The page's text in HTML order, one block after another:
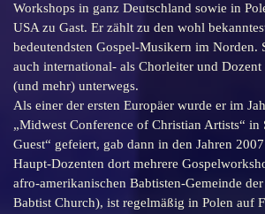
Workshops in ganz Deutschland sowie in
USA zu Gast. Er zählt zu den wohl
bedeutendsten Gospel-Musikern im Norden.
auch international- als Chorleiter und Dozent
(und mehr) unterwegs.
Als einer der ersten Europäer wurde er im
„Midwest Conference of Christian Artists“ in
Guest“ gefeiert, gab dann in den Jahren
Haupt-Dozenten dort mehrere
afro-amerikanischen Babtisten-Gemeinde
Babtist Church), ist regelmäßig in Polen auf